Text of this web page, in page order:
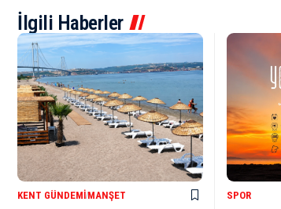
İlgili Haberler
KENT GÜNDEMIMANŞET SPOR